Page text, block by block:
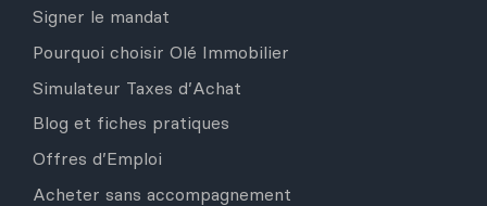
Signer le mandat
Pourquoi choisir Olé Immobilier
Simulateur Taxes d’Achat
Blog et fiches pratiques
Offres d’Emploi
Acheter sans accompagnement